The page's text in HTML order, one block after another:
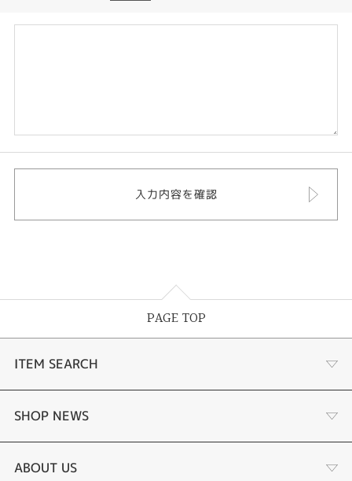
PAGE TOP
ITEM SEARCH
婚約指輪
結婚指輪
SHOP NEWS
ジュエリーリフォーム
ABOUT US